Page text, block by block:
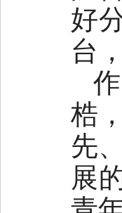
好
台
梏
先
展